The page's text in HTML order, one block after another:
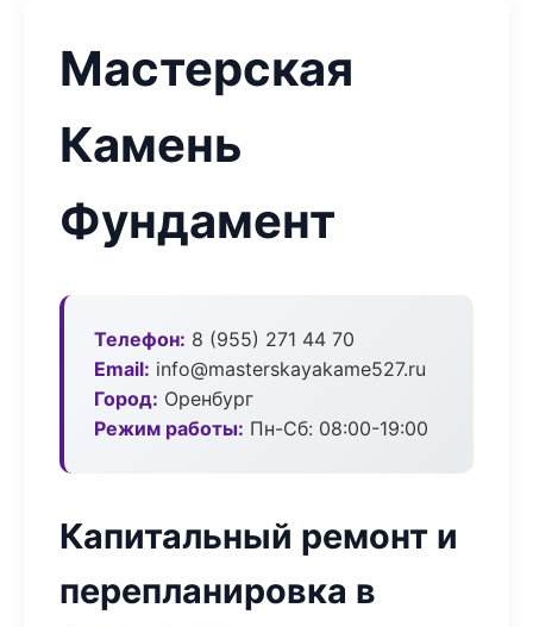
Мастерская
Камень
Фундамент
Телефон: 8 (955) 271 44 70
Email: info@masterskayakame527.ru
Город: Оренбург
Режим работы: Пн-Сб: 08:00-19:00
Капитальный ремонт и
перепланировка в